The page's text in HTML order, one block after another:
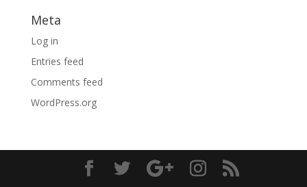
Meta
Log in
Entries feed
Comments feed
WordPress.org